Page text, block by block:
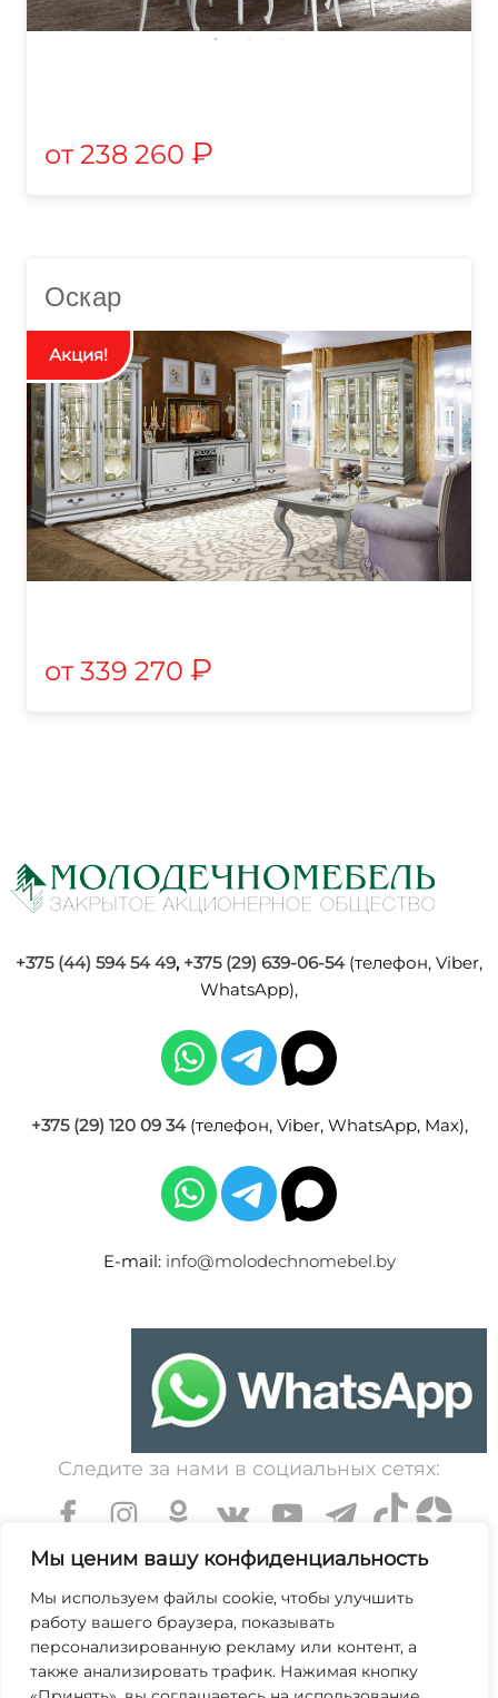
Мы ценим вашу конфиденциальность
Мы используем файлы cookie, чтобы улучшить
работу вашего браузера, показывать
персонализированную рекламу или контент, а
также анализировать трафик. Нажимая кнопку
238 260 ₽
Оскар
339 270 ₽
+375 (44) 594 54 49, +375 (29) 639-06-54(телефон, Viber,
WhatsApp),
+375 (29) 120 09 34(телефон, Viber, WhatsApp, Max),
E-mail: info@molodechnomebel.by
Следите за нами в социальных сетях:
УНП 600203065. Свидетельство о государственной
регистрации № 364 от 7 декабря 1999 выдано